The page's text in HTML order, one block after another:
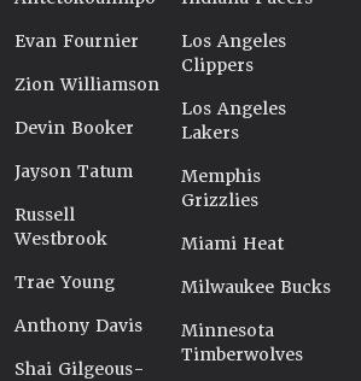
Evan Fournier
Zion Williamson
Devin Booker
Jayson Tatum
Russell
Westbrook
Trae Young
Anthony Davis
Shai Gilgeous-
Los Angeles
Clippers
Los Angeles
Lakers
Memphis
Grizzlies
Miami Heat
Milwaukee Bucks
Minnesota
Timberwolves